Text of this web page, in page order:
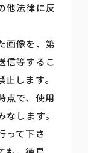
他法律に反
画像を、第
信等するこ
します。
点で、使用
します。
って下さ